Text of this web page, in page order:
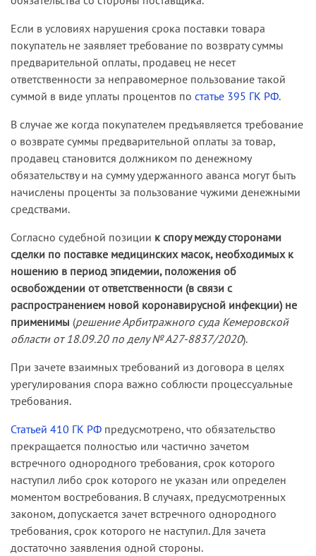
Если в условиях нарушения срока поставки товара
покупатель не заявляет требование по возврату суммы
предварительной оплаты, продавец не несет
ответственности за неправомерное пользование такой
суммой в виде уплаты процентов по статье 395 ГК РФ.
В случае же когда покупателем предъявляется требование
о возврате суммы предварительной оплаты за товар,
продавец становится должником по денежному
обязательству и на сумму удержанного аванса могут быть
начислены проценты за пользование чужими денежными
средствами.
Согласно судебной позиции к спору между сторонами
сделки по поставке медицинских масок, необходимых к
ношению в период эпидемии, положения об
освобождении от ответственности (в связи с
распространением новой коронавирусной инфекции) не
применимы (решение Арбитражного суда Кемеровской
области от 18.09.20 по делу № А27-8837/2020).
При зачете взаимных требований из договора в целях
урегулирования спора важно соблюсти процессуальные
требования.
Статьей 410 ГК РФ предусмотрено, что обязательство
прекращается полностью или частично зачетом
встречного однородного требования, срок которого
наступил либо срок которого не указан или определен
моментом востребования. В случаях, предусмотренных
законом, допускается зачет встречного однородного
требования, срок которого не наступил. Для зачета
достаточно заявления одной стороны.